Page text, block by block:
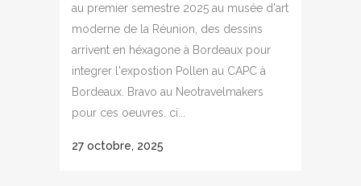
au premier semestre 2025 au musée d'art
moderne de la Réunion, des dessins
arrivent en héxagone à Bordeaux pour
integrer l'expostion Pollen au CAPC à
Bordeaux. Bravo au Neotravelmakers
pour ces oeuvres. ci...
27 octobre, 2025